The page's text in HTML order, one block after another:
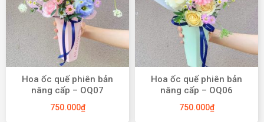
Hoa ốc quế phiên bản
nâng cấp – OQ07
750.000₫
Hoa ốc quế phiên bản
nâng cấp – OQ06
750.000₫